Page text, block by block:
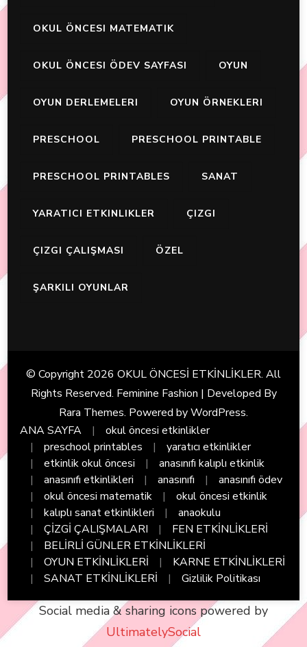
OKUL ÖNCESI MATEMATIK
OKUL ÖNCESI ÖDEV SAYFASI OYUN
OYUN DERLEMELERI OYUN ÖRNEKLERI
PRESCHOOL PRESCHOOL PRINTABLE
PRESCHOOL PRINTABLES SANAT
YARATICI ETKINLIKLER ÇIZGI
ÇIZGI ÇALIŞMASI ÖZEL
ŞARKILI OYUNLAR
© Copyright 2026 OKUL ÖNCESİ ETKİNLİKLER. All
Rights Reserved. Feminine Fashion | Developed By
Rara Themes. Powered byWordPress.
ANA SAYFA
okul öncesi etkinlikler
preschool printables
yaratıcı etkinlikler
etkinlik okul öncesi
anasınıfı kalıplı etkinlik
anasınıfı etkinlikleri
anasınıfı
anasınıfı ödev
okul öncesi matematik
okul öncesi etkinlik
kalıplı sanat etkinlikleri
anaokulu
ÇİZGİ ÇALIŞMALARI
FEN ETKİNLİKLERİ
BELİRLİ GÜNLER ETKİNLİKLERİ
OYUN ETKİNLİKLERİ
KARNE ETKİNLİKLERİ
SANAT ETKİNLİKLERİ
Gizlilik Politikası
Social media & sharing icons powered by
UltimatelySocial